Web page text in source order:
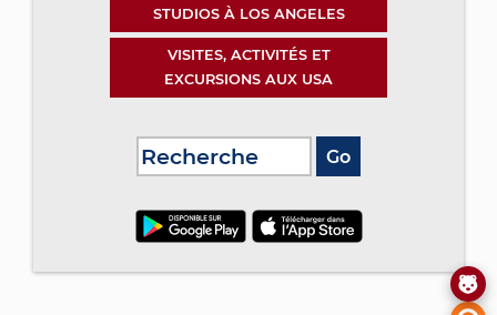
STUDIOS À LOS ANGELES
VISITES, ACTIVITÉS ET
EXCURSIONS AUX USA